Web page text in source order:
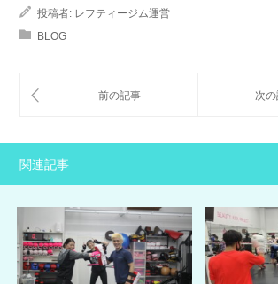
投稿者: レフティージム運営
BLOG
関連記事